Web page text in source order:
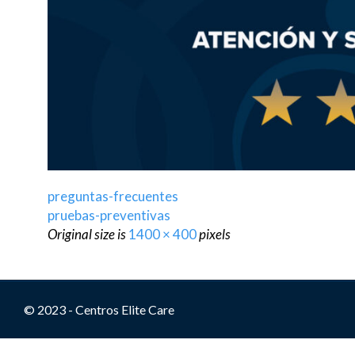
preguntas-frecuentes
pruebas-preventivas
Original size is1400 × 400pixels
© 2023 - Centros Elite Care